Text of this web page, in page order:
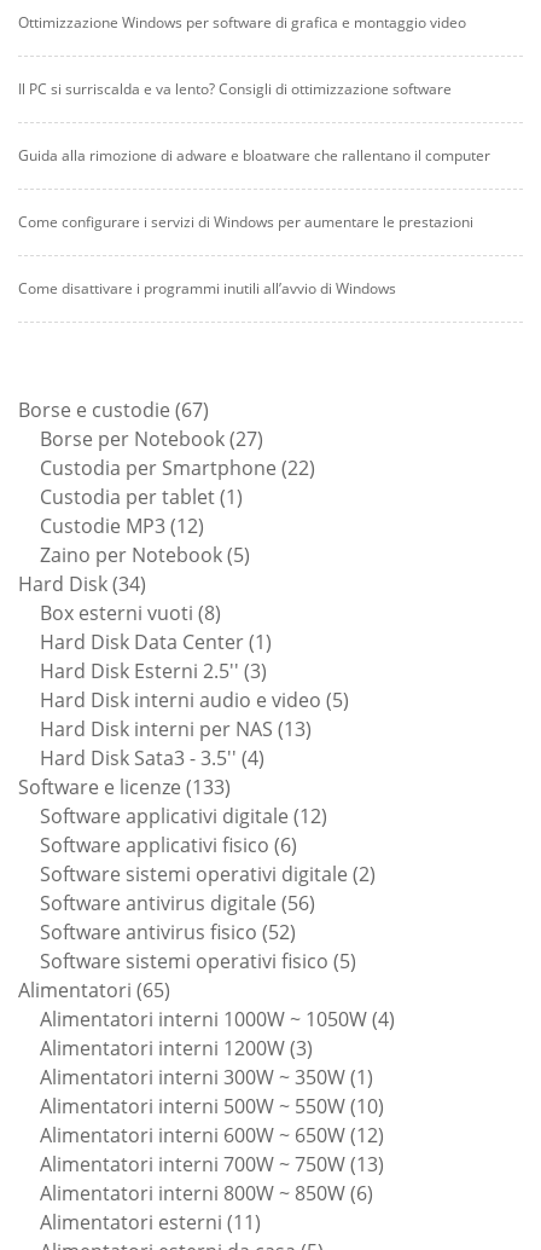
Ottimizzazione Windows per software di grafica e montaggio video
Il PC si surriscalda e va lento? Consigli di ottimizzazione software
Guida alla rimozione di adware e bloatware che rallentano il computer
Come configurare i servizi di Windows per aumentare le prestazioni
Come disattivare i programmi inutili all’avvio di Windows
Borse e custodie 6767
prodotti
Borse per Notebook 2727
prodotti
Custodia per Smartphone 2222
Custodia per tablet 11
Custodie MP3 1212
prodotti
Zaino per Notebook 55
Hard Disk 3434
prodotti
Box esterni vuoti 88
prodotti
Hard Disk Data Center 11
prodotto
Hard Disk Esterni 2.5'' 33
prodotti
Hard Disk interni audio e video 55
Hard Disk interni per NAS 1313
Hard Disk Sata3 - 3.5'' 44
Software e licenze 133133
prodotti
Software applicativi digitale 1212
Software applicativi fisico 66
prodotti
Software sistemi operativi digitale 22
Software antivirus digitale 5656
Software antivirus fisico 5252
prodotti
Software sistemi operativi fisico 55
Alimentatori 6565
prodotti
Alimentatori interni 1000W ~ 1050W 44
Alimentatori interni 1200W 33
prodotti
Alimentatori interni 300W ~ 350W 11
prodotto
Alimentatori interni 500W ~ 550W 1010
prodotti
Alimentatori interni 600W ~ 650W 1212
prodotti
Alimentatori interni 700W ~ 750W 1313
Alimentatori interni 800W ~ 850W 66
Alimentatori esterni 1111